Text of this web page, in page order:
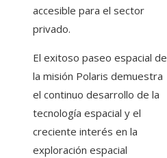
accesible para el sector
privado.
El exitoso paseo espacial de
la misión Polaris demuestra
el continuo desarrollo de la
tecnología espacial y el
creciente interés en la
exploración espacial